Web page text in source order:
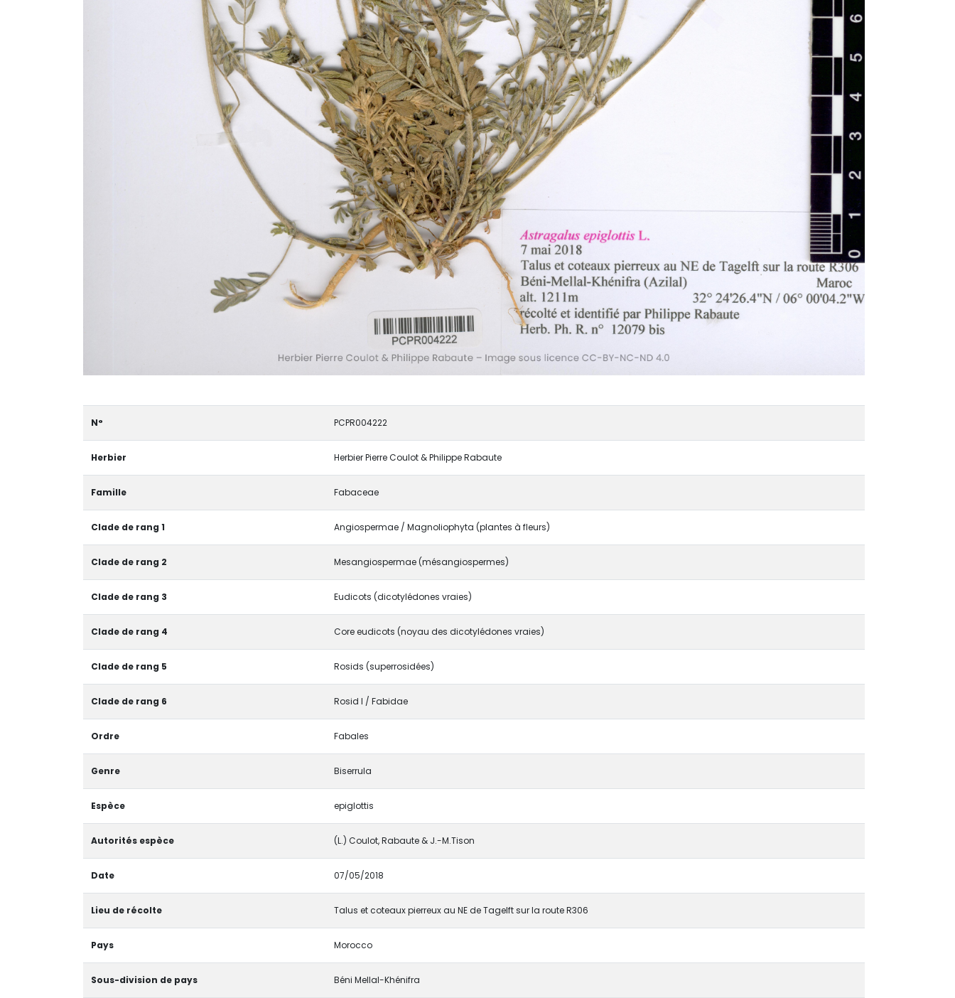
N° PCPR004222
Herbier Herbier Pierre Coulot & Philippe Rabaute
Famille Fabaceae
Clade de rang 1 Angiospermae / Magnoliophyta (plantes à fleurs)
Clade de rang 2 Mesangiospermae (mésangiospermes)
Clade de rang 3 Eudicots (dicotylédones vraies)
Clade de rang 4 Core eudicots (noyau des dicotylédones vraies)
Clade de rang 5 Rosids (superrosidées)
Clade de rang 6 Rosid I / Fabidae
Ordre Fabales
Genre Biserrula
Espèce epiglottis
Autorités espèce (L.) Coulot, Rabaute & J.-M.Tison
Date 07/05/2018
Lieu de récolte Talus et coteaux pierreux au NE de Tagelft sur la route R306
Pays Morocco
Sous-division de pays Béni Mellal-Khénifra